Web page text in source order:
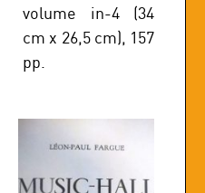
volume in-4 (34
cm x 26,5 cm), 157
pp.